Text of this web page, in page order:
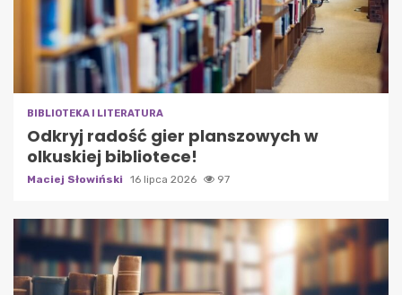
BIBLIOTEKA I LITERATURA
Odkryj radość gier planszowych w
olkuskiej bibliotece!
Maciej Słowiński 16 lipca 2026 97